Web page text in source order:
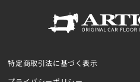
特定商取引法に基づく表示